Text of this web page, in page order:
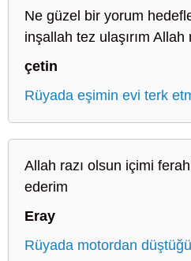
Ne güzel bir yorum
inşallah tez ulaşırım Allah
çetin
Rüyada eşimin evi terk
Allah razı olsun içimi
ederim
Eray
Rüyada motordan